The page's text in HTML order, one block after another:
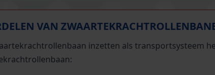
VAN
inzetten als transportsysteem